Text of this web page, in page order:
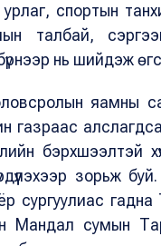
спортын
талбай,
нь шийдэж
яамны
газраас
бэрхшээлтэй
зорьж
сургуулиас
Мандал сумын